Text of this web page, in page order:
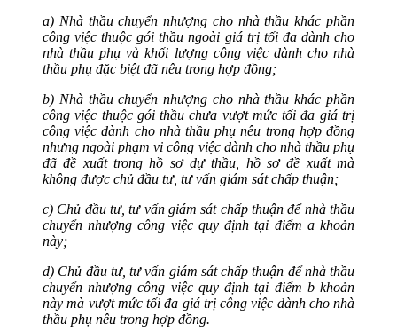
a) Nhà thầu chuyển nhượng cho nhà thầu khác phần
công việc thuộc gói thầu ngoài giá trị tối đa dành cho
nhà thầu phụ và khối lượng công việc dành cho nhà
thầu phụ đặc biệt đã nêu trong hợp đồng;
b) Nhà thầu chuyển nhượng cho nhà thầu khác phần
công việc thuộc gói thầu chưa vượt mức tối đa giá trị
công việc dành cho nhà thầu phụ nêu trong hợp đồng
nhưng ngoài phạm vi công việc dành cho nhà thầu phụ
đã đề xuất trong hồ sơ dự thầu, hồ sơ đề xuất mà
không được chủ đầu tư, tư vấn giám sát chấp thuận;
c) Chủ đầu tư, tư vấn giám sát chấp thuận để nhà thầu
chuyển nhượng công việc quy định tại điểm a khoản
này;
d) Chủ đầu tư, tư vấn giám sát chấp thuận để nhà thầu
chuyển nhượng công việc quy định tại điểm b khoản
này mà vượt mức tối đa giá trị công việc dành cho nhà
thầu phụ nêu trong hợp đồng.